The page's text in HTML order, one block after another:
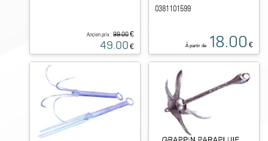
Ancien prix : 99.00€
49.00 €
0381101599
À partir de 18.00 €